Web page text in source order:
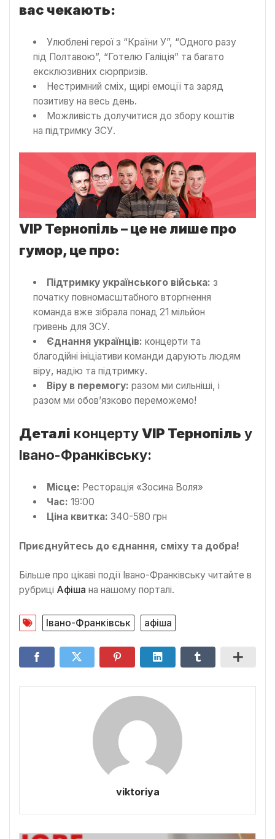
вас чекають:
Улюблені герої з “Країни У”, “Одного разу
під Полтавою”, “Готелю Галіція” та багато
ексклюзивних сюрпризів.
Нестримний сміх, щирі емоції та заряд
позитиву на весь день.
Можливість долучитися до збору коштів
на підтримку ЗСУ.
VIP Тернопіль – це не лише про
гумор, це про:
Підтримку українського війська: з
початку повномасштабного вторгнення
команда вже зібрала понад 21 мільйон
гривень для ЗСУ.
Єднання українців: концерти та
благодійні ініціативи команди дарують людям
віру, надію та підтримку.
Віру в перемогу: разом ми сильніші, і
разом ми обов’язково переможемо!
Деталі концертуVIP Тернопіль у
Івано-Франківську:
Місце: Ресторація «Зосина Воля»
Час: 19:00
Ціна квитка: 340-580 грн
Приєднуйтесь до єднання, сміху та добра!
Більше про цікаві події Івано-Франківську читайте в
рубриці Афіша на нашому порталі.
Івано-Франківськ афіша
viktoriya